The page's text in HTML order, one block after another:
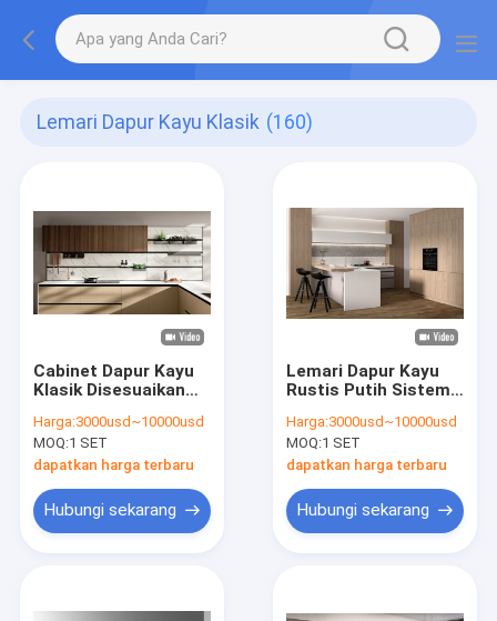
Lemari Dapur Kayu Klasik (160)
Cabinet Dapur Kayu
Klasik Disesuaikan
Dengan Cabinet Putih
Harga:3000usd~10000usd
MOQ:1 SET
dapatkan harga terbaru
Hubungi sekarang
Lemari Dapur Kayu
Rustis Putih Sistem
Disesuaikan
Harga:3000usd~10000usd
MOQ:1 SET
dapatkan harga terbaru
Hubungi sekarang